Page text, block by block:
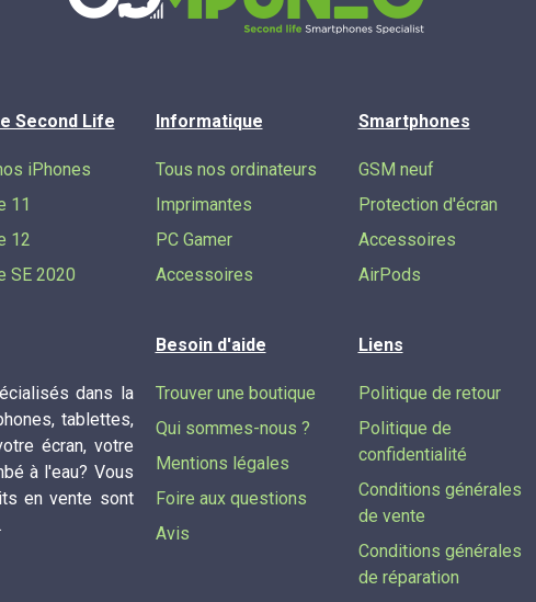
dans la
tablettes,
écran, votre
à l'eau? Vous
en vente sont
Informatique
Tous nos ordinateurs
Imprimantes
PC Gamer
Accessoires
Smartphones
GSM neuf
Protection d'écran
Accessoires
AirPods
Second Life
iPhones
11
12
SE 2020
Besoin d'aide
Trouver une boutique
Qui sommes-nous ?
Mentions légales
Foire aux questions
Avis
Liens
Politique de retour
Politique de
confidentialité
Conditions générales
de vente
Conditions générales
de réparation